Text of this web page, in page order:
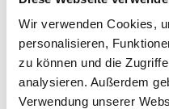
Wir verwenden Cookies,
personalisieren,
zu können und die
analysieren. Außerdem
Verwendung unserer